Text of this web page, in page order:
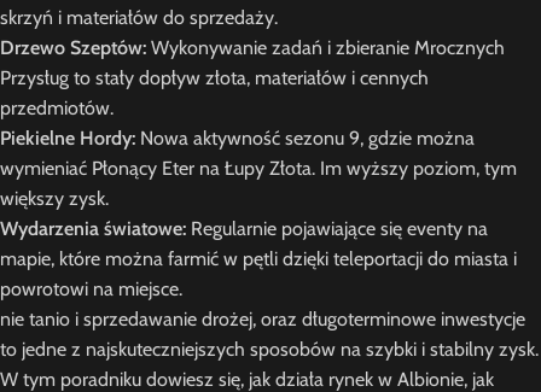
skrzyń i materiałów do sprzedaży.
Drzewo Szeptów: Wykonywanie zadań i zbieranie Mrocznych
Przysług to stały dopływ złota, materiałów i cennych
przedmiotów.
Piekielne Hordy: Nowa aktywność sezonu 9, gdzie można
wymieniać Płonący Eter na Łupy Złota. Im wyższy poziom, tym
większy zysk.
Wydarzenia światowe: Regularnie pojawiające się eventy na
mapie, które można farmić w pętli dzięki teleportacji do miasta i
powrotowi na miejsce.
nie tanio i sprzedawanie drożej, oraz długoterminowe inwestycje
to jedne z najskuteczniejszych sposobów na szybki i stabilny zysk.
W tym poradniku dowiesz się, jak działa rynek w Albionie, jak